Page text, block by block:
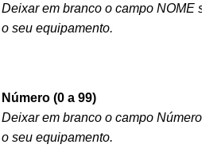
Deixar em branco o campo NOME
o seu equipamento.
Número (0 a 99)
Deixar em branco o campo
o seu equipamento.